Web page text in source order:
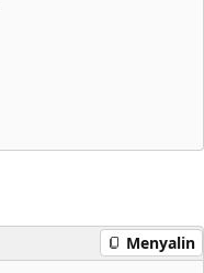
Menyalin